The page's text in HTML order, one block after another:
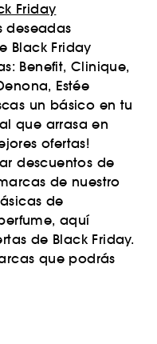
Friday
deseadas
Black Friday
Benefit, Clinique,
Estée
un básico en tu
que arrasa en
ofertas!
descuentos de
de nuestro
de
aquí
de Black Friday.
que podrás